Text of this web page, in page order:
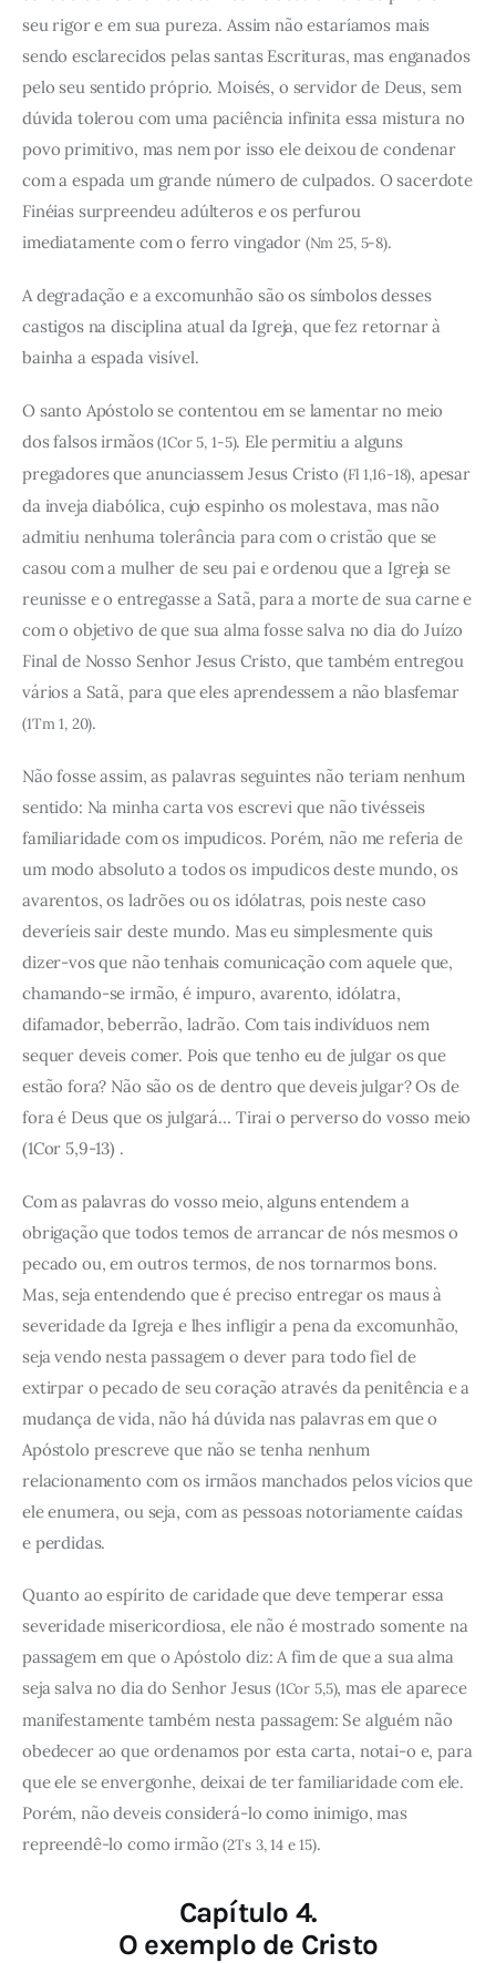
seu rigor e em sua pureza. Assim não estaríamos mais
sendo esclarecidos pelas santas Escrituras, mas enganados
pelo seu sentido próprio. Moisés, o servidor de Deus, sem
dúvida tolerou com uma paciência infinita essa mistura no
povo primitivo, mas nem por isso ele deixou de condenar
com a espada um grande número de culpados. O sacerdote
Finéias surpreendeu adúlteros e os perfurou
imediatamente com o ferro vingador(Nm 25, 5-8).
A degradação e a excomunhão são os símbolos desses
castigos na disciplina atual da Igreja, que fez retornar à
bainha a espada visível.
O santo Apóstolo se contentou em se lamentar no meio
dos falsos irmãos(1Cor 5, 1-5). Ele permitiu a alguns
pregadores que anunciassem Jesus Cristo (Fl 1,16-18), apesar
da inveja diabólica, cujo espinho os molestava, mas não
admitiu nenhuma tolerância para com o cristão que se
casou com a mulher de seu pai e ordenou que a Igreja se
reunisse e o entregasse a Satã, para a morte de sua carne e
com o objetivo de que sua alma fosse salva no dia do Juízo
Final de Nosso Senhor Jesus Cristo, que também entregou
vários a Satã, para que eles aprendessem a não blasfemar
(1Tm 1, 20).
Não fosse assim, as palavras seguintes não teriam nenhum
sentido: Na minha carta vos escrevi que não tivésseis
familiaridade com os impudicos. Porém, não me referia de
um modo absoluto a todos os impudicos deste mundo, os
avarentos, os ladrões ou os idólatras, pois neste caso
deveríeis sair deste mundo. Mas eu simplesmente quis
dizer-vos que não tenhais comunicação com aquele que,
chamando-se irmão, é impuro, avarento, idólatra,
difamador, beberrão, ladrão. Com tais indivíduos nem
sequer deveis comer. Pois que tenho eu de julgar os que
estão fora? Não são os de dentro que deveis julgar? Os de
fora é Deus que os julgará… Tirai o perverso do vosso meio
(1Cor 5,9-13) .
Com as palavras do vosso meio, alguns entendem a
obrigação que todos temos de arrancar de nós mesmos o
pecado ou, em outros termos, de nos tornarmos bons.
Mas, seja entendendo que é preciso entregar os maus à
severidade da Igreja e lhes infligir a pena da excomunhão,
seja vendo nesta passagem o dever para todo fiel de
extirpar o pecado de seu coração através da penitência e a
mudança de vida, não há dúvida nas palavras em que o
Apóstolo prescreve que não se tenha nenhum
relacionamento com os irmãos manchados pelos vícios que
ele enumera, ou seja, com as pessoas notoriamente caídas
e perdidas.
Quanto ao espírito de caridade que deve temperar essa
severidade misericordiosa, ele não é mostrado somente na
passagem em que o Apóstolo diz: A fim de que a sua alma
seja salva no dia do Senhor Jesus (1Cor 5,5), mas ele aparece
manifestamente também nesta passagem: Se alguém não
obedecer ao que ordenamos por esta carta, notai-o e, para
que ele se envergonhe, deixai de ter familiaridade com ele.
Porém, não deveis considerá-lo como inimigo, mas
repreendê-lo como irmão (2Ts 3, 14 e 15).
Capítulo 4.
O exemplo de Cristo